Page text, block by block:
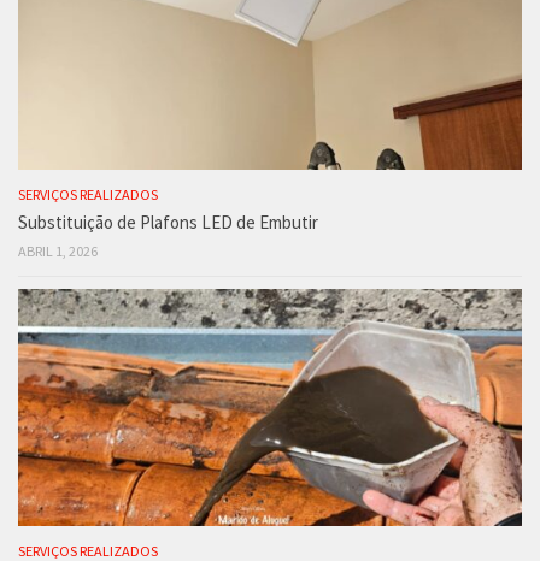
SERVIÇOS REALIZADOS
Substituição de Plafons LED de Embutir
ABRIL 1, 2026
SERVIÇOS REALIZADOS